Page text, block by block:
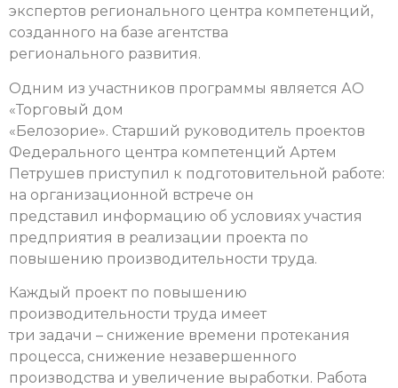
экспертов регионального центра компетенций,
созданного на базе агентства
регионального развития.
Одним из участников программы является АО
«Торговый дом
«Белозорие». Старший руководитель проектов
Федерального центра компетенций Артем
Петрушев приступил к подготовительной работе:
на организационной встрече он
представил информацию об условиях участия
предприятия в реализации проекта по
повышению производительности труда.
Каждый проект по повышению
производительности труда имеет
три задачи – снижение времени протекания
процесса, снижение незавершенного
производства и увеличение выработки. Работа